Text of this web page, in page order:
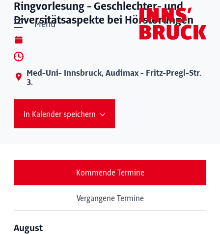
Menü
Ringvorlesung - Geschlechter- und
Diversitätsaspekte bei Hörstörungen
Med-Uni- Innsbruck, Audimax - Fritz-Pregl-Str.
3.
In Kalender speichern
Kommende Termine
Vergangene Termine
August